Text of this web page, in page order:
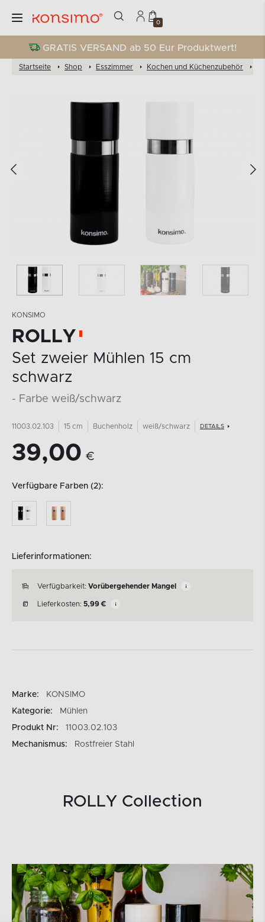
0
GRATIS VERSAND ab 50 Eur Produktwert!
Startseite Shop Esszimmer Kochen und Küchenzubehör
KONSIMO
ROLLY
Set zweier Mühlen 15 cm
schwarz
- Farbe weiß/schwarz
11003.02.103 15 cm Buchenholz weiß/schwarz DETAILS
39,00 €
Verfügbare Farben (2):
Lieferinformationen:
Verfügbarkeit: Vorübergehender Mangel
Lieferkosten: 5,99 €
Marke:
KONSIMO
Kategorie:
Mühlen
Produkt Nr:
11003.02.103
Mechanismus:
Rostfreier Stahl
ROLLY Collection